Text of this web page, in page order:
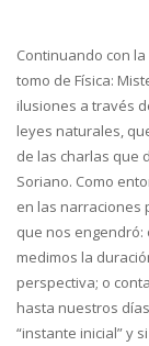
Continuando con
tomo de Física:
ilusiones a través
leyes naturales,
de las charlas que
Soriano. Como
en las narraciones
que nos
medimos la
perspectiva; o
hasta nuestros
“instante inicial” y